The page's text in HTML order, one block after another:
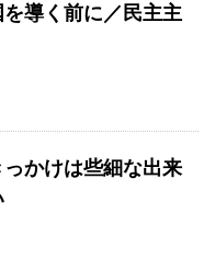
導く前に／民主主
かけは些細な出来